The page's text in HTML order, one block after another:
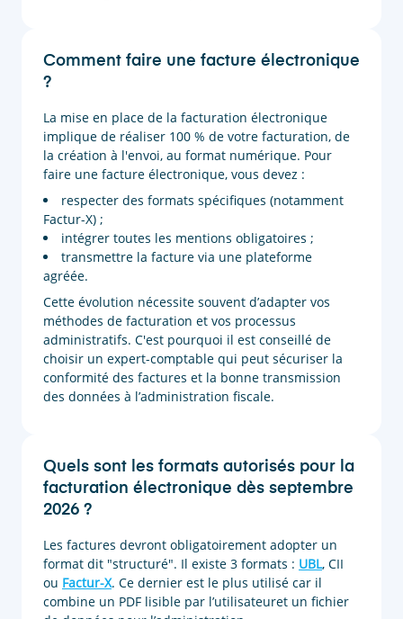
Comment faire une facture électronique
?
La mise en place de la facturation électronique
implique de réaliser 100 % de votre facturation, de
la création à l'envoi, au format numérique. Pour
faire une facture électronique, vous devez :
respecter des formats spécifiques (notamment
Factur-X) ;
intégrer toutes les mentions obligatoires ;
transmettre la facture via une plateforme
agréée.
Cette évolution nécessite souvent d’adapter vos
méthodes de facturation et vos processus
administratifs. C'est pourquoi il est conseillé de
choisir un expert-comptable qui peut sécuriser la
conformité des factures et la bonne transmission
des données à l’administration fiscale.
Quels sont les formats autorisés pour la
facturation électronique dès septembre
2026 ?
Les factures devront obligatoirement adopter un
format dit "structuré". Il existe 3 formats : UBL, CII
ou Factur-X. Ce dernier est le plus utilisé car il
combine un PDF lisible par l’utilisateuret un fichier